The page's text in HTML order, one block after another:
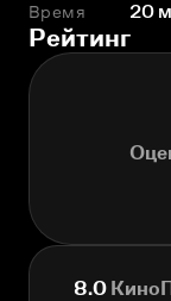
Время 20
Рейтинг
8.0